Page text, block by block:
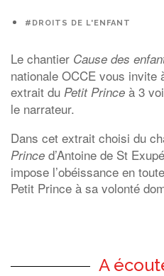
#DROITS DE L'ENFANT
Le chantier Cause des
nationale OCCE vous invite
extrait du Petit Prince à 3
le narrateur.
Dans cet extrait choisi du
Prince d’Antoine de St
impose l’obéissance en
Petit Prince à sa volonté
A